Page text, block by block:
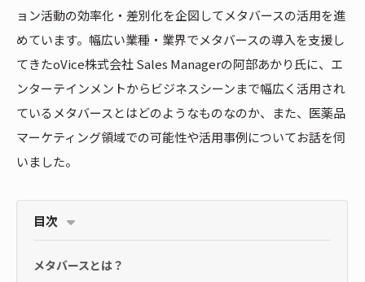
ョン活動の効率化・差別化を企図してメタバースの活用を進
めています。幅広い業種・業界でメタバースの導入を支援し
てきたoVice株式会社 Sales Managerの阿部あかり氏に、エ
ンターテインメントからビジネスシーンまで幅広く活用され
ているメタバースとはどのようなものなのか、また、医薬品
マーケティング領域での可能性や活用事例についてお話を伺
いました。
目次
メタバースとは？